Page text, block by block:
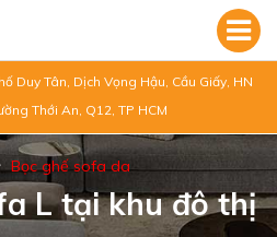
Duy Tân, Dịch Vọng Hậu, Cầu Giấy, HN
Thới An, Q12, TP HCM
Bọc ghế sofa da
L tại khu đô thị